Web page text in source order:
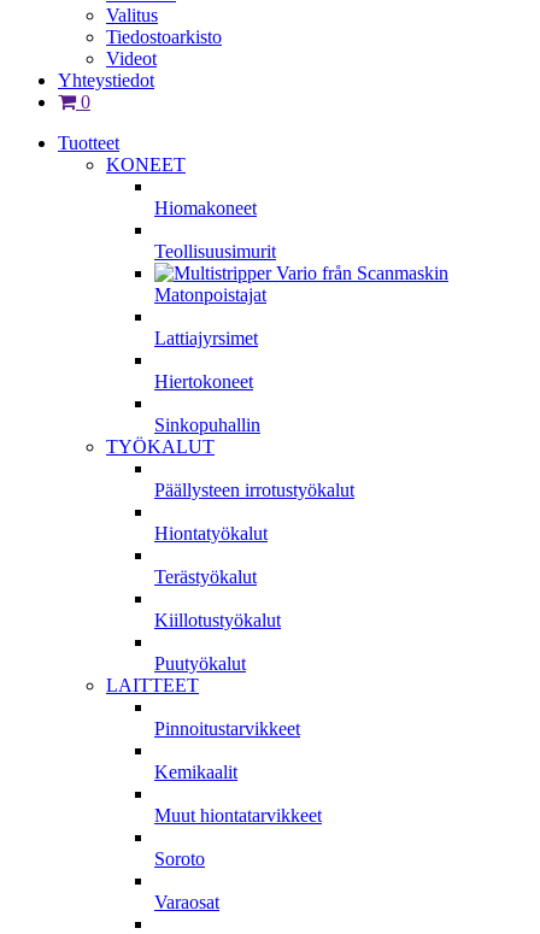
Valitus
Tiedostoarkisto
Videot
Yhteystiedot
0
Tuotteet
KONEET
Hiomakoneet
Teollisuusimurit
Matonpoistajat
Lattiajyrsimet
Hiertokoneet
Sinkopuhallin
TYÖKALUT
Päällysteen irrotustyökalut
Hiontatyökalut
Terästyökalut
Kiillotustyökalut
Puutyökalut
LAITTEET
Pinnoitustarvikkeet
Kemikaalit
Muut hiontatarvikkeet
Soroto
Varaosat